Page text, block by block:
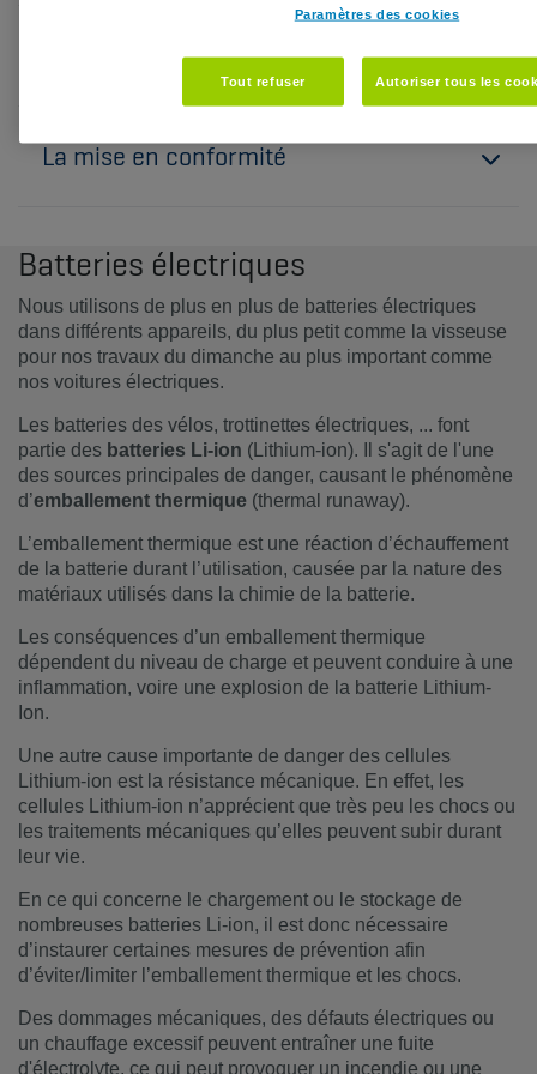
Qui réalise l'analyse de l'installation ?
La mise en conformité
Batteries électriques
Nous utilisons de plus en plus de batteries électriques
dans différents appareils, du plus petit comme la visseuse
pour nos travaux du dimanche au plus important comme
nos voitures électriques.
Les batteries des vélos, trottinettes électriques, ... font
partie des batteries Li-ion (Lithium-ion). Il s'agit de l'une
des sources principales de danger, causant le phénomène
d’emballement thermique (thermal runaway).
L’emballement thermique est une réaction d’échauffement
de la batterie durant l’utilisation, causée par la nature des
matériaux utilisés dans la chimie de la batterie.
Les conséquences d’un emballement thermique
dépendent du niveau de charge et peuvent conduire à une
inflammation, voire une explosion de la batterie Lithium-
Ion.
Une autre cause importante de danger des cellules
Lithium-ion est la résistance mécanique. En effet, les
cellules Lithium-ion n’apprécient que très peu les chocs ou
les traitements mécaniques qu’elles peuvent subir durant
leur vie.
En ce qui concerne le chargement ou le stockage de
nombreuses batteries Li-ion, il est donc nécessaire
d’instaurer certaines mesures de prévention afin
d’éviter/limiter l’emballement thermique et les chocs.
Des dommages mécaniques, des défauts électriques ou
un chauffage excessif peuvent entraîner une fuite
d'électrolyte, ce qui peut provoquer un incendie ou une
Paramètres des cookies
Tout refuser Autoriser tous les